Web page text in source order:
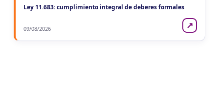
Ley 11.683: cumplimiento integral de deberes formales
09/08/2026 ↗